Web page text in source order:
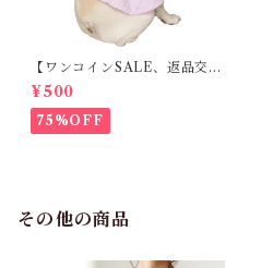
【ワンコインSALE、返品交換
不可】KM171SK フレンチブ
ルドック 犬服 女の子 ピンク
スカート
¥500
75%OFF
その他の商品